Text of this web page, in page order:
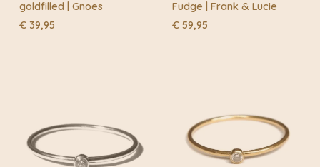
produceren zijn.
Daarom besteden ze bij Lana Bambini veel aandacht
goldfilled | Gnoes
€ 39,95
Fudge | Frank & Lucie
€ 59,95